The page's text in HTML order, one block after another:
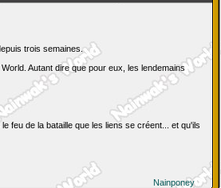
trois semaines.
Autant dire que pour eux, les lendemains
feu de la bataille que les liens se créent... et qu'ils
Nainponey